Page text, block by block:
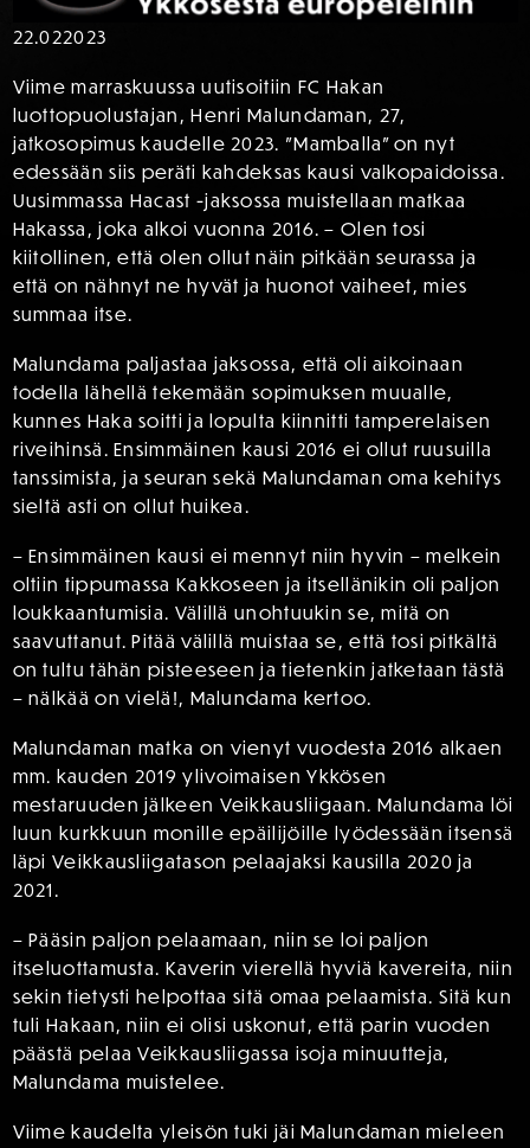
22.022023
Viime marraskuussa uutisoitiin FC Hakan
luottopuolustajan, Henri Malundaman, 27,
jatkosopimus kaudelle 2023. ”Mamballa” on nyt
edessään siis peräti kahdeksas kausi valkopaidoissa.
Uusimmassa Hacast -jaksossa muistellaan matkaa
Hakassa, joka alkoi vuonna 2016. – Olen tosi
kiitollinen, että olen ollut näin pitkään seurassa ja
että on nähnyt ne hyvät ja huonot vaiheet, mies
summaa itse.
Malundama paljastaa jaksossa, että oli aikoinaan
todella lähellä tekemään sopimuksen muualle,
kunnes Haka soitti ja lopulta kiinnitti tamperelaisen
riveihinsä. Ensimmäinen kausi 2016 ei ollut ruusuilla
tanssimista, ja seuran sekä Malundaman oma kehitys
sieltä asti on ollut huikea.
– Ensimmäinen kausi ei mennyt niin hyvin – melkein
oltiin tippumassa Kakkoseen ja itsellänikin oli paljon
loukkaantumisia. Välillä unohtuukin se, mitä on
saavuttanut. Pitää välillä muistaa se, että tosi pitkältä
on tultu tähän pisteeseen ja tietenkin jatketaan tästä
– nälkää on vielä!, Malundama kertoo.
Malundaman matka on vienyt vuodesta 2016 alkaen
mm. kauden 2019 ylivoimaisen Ykkösen
mestaruuden jälkeen Veikkausliigaan. Malundama löi
luun kurkkuun monille epäilijöille lyödessään itsensä
läpi Veikkausliigatason pelaajaksi kausilla 2020 ja
2021.
– Pääsin paljon pelaamaan, niin se loi paljon
itseluottamusta. Kaverin vierellä hyviä kavereita, niin
sekin tietysti helpottaa sitä omaa pelaamista. Sitä kun
tuli Hakaan, niin ei olisi uskonut, että parin vuoden
päästä pelaa Veikkausliigassa isoja minuutteja,
Malundama muistelee.
Viime kaudelta yleisön tuki jäi Malundaman mieleen